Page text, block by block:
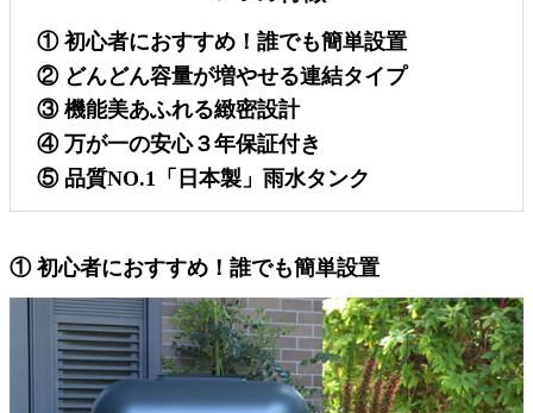
① 初心者におすすめ！誰でも簡単設置
② どんどん容量が増やせる連結タイプ
③ 機能美あふれる緻密設計
④ 万が一の安心３年保証付き
⑤ 品質NO.1「日本製」雨水タンク
① 初心者におすすめ！誰でも簡単設置